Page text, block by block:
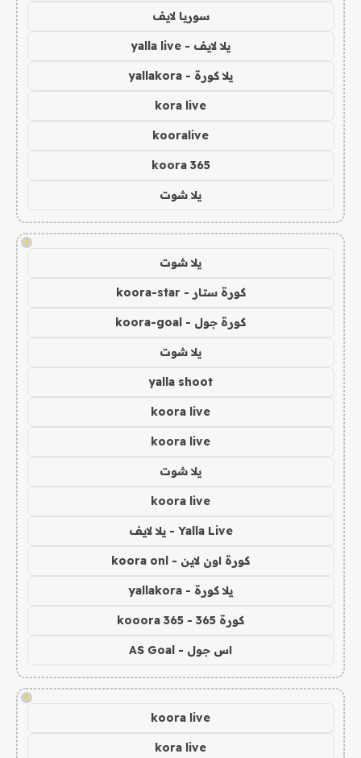
سوريا لايف
يلا لايف - yalla live
يلا كورة - yallakora
kora live
kooralive
koora 365
يلا شوت
!
يلا شوت
كورة ستار - koora-star
كورة جول - koora-goal
يلا شوت
yalla shoot
koora live
koora live
يلا شوت
koora live
Yalla Live - يلا لايف
كورة اون لاين - koora onl
يلا كورة - yallakora
كورة 365 - kooora 365
اس جول - AS Goal
!
koora live
kora live